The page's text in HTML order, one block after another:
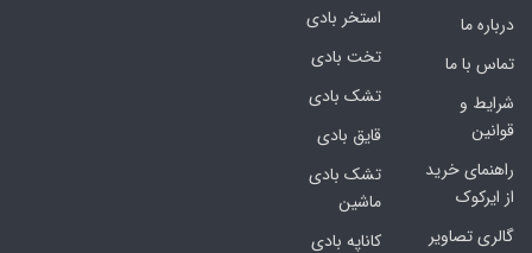
درباره ما
تماس با ما
شرایط و
قوانین
راهنمای خرید
از ایرکوک
گالری تصاویر
استخر بادی
تخت بادی
تشک بادی
قایق بادی
تشک بادی
ماشین
کاناپه بادی